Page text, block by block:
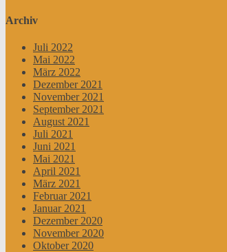
Archiv
Juli 2022
Mai 2022
März 2022
Dezember 2021
November 2021
September 2021
August 2021
Juli 2021
Juni 2021
Mai 2021
April 2021
März 2021
Februar 2021
Januar 2021
Dezember 2020
November 2020
Oktober 2020